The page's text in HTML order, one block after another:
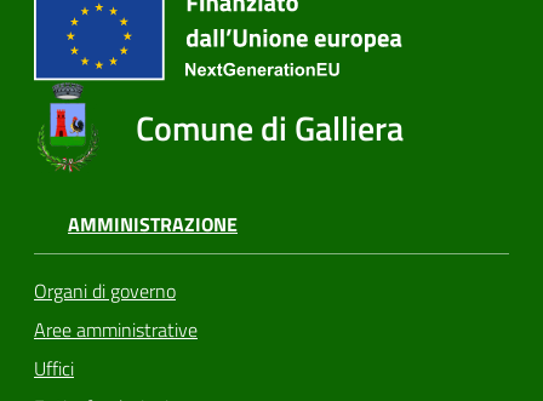
Comune di Galliera
AMMINISTRAZIONE
Organi di governo
Aree amministrative
Uffici